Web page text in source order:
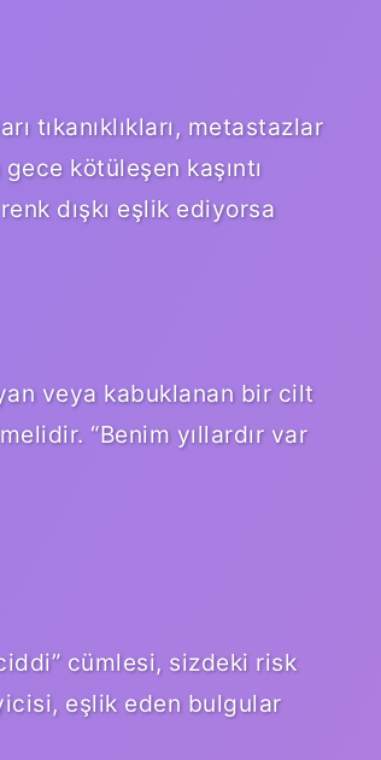
tıkanıklıkları, metastazlar
kötüleşen kaşıntı
dışkı eşlik ediyorsa
veya kabuklanan bir cilt
“Benim yıllardır var
cümlesi, sizdeki risk
eşlik eden bulgular